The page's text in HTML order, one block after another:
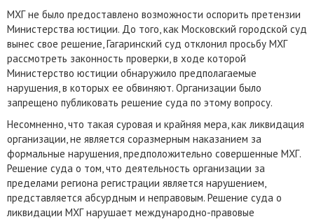
МХГ не было предоставлено возможности оспорить претензии
Министерства юстиции. До того, как Московский городской суд
вынес свое решение, Гагаринский суд отклонил просьбу МХГ
рассмотреть законность проверки, в ходе которой
Министерство юстиции обнаружило предполагаемые
нарушения, в которых ее обвиняют. Организации было
запрещено публиковать решение суда по этому вопросу.
Несомненно, что такая суровая и крайняя мера, как ликвидация
организации, не является соразмерным наказанием за
формальные нарушения, предположительно совершенные МХГ.
Решение суда о том, что деятельность организации за
пределами региона регистрации является нарушением,
представляется абсурдным и неправовым. Решение суда о
ликвидации МХГ нарушает международно-правовые